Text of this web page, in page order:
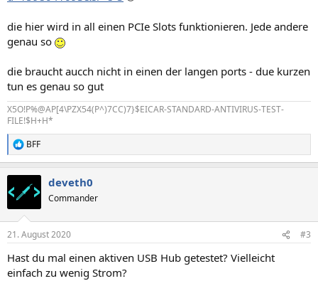
die hier wird in all einen PCIe Slots funktionieren. Jede andere
genau so
die braucht aucch nicht in einen der langen ports - due kurzen
tun es genau so gut
X5O!P%@AP[4\PZX54(P^)7CC)7}$EICAR-STANDARD-ANTIVIRUS-TEST-
FILE!$H+H*
R
e
t
n
e
:
BFF
deveth0
Commander
21. August 2020 #3
Hast du mal einen aktiven USB Hub getestet? Vielleicht
einfach zu wenig Strom?